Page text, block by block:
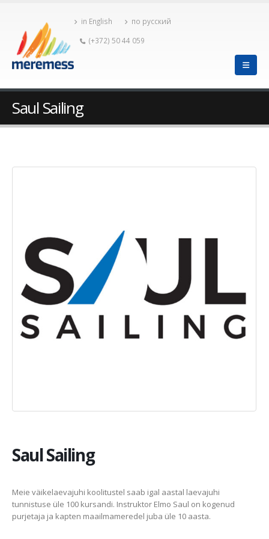
in English
по русский
(+372) 50 44 059
Saul Sailing
Saul Sailing
Meie väikelaevajuhi koolitustel saab igal aastal laevajuhi
tunnistuse üle 100 kursandi. Instruktor Elmo Saul on kogenud
purjetaja ja kapten maailmameredel juba üle 10 aasta.